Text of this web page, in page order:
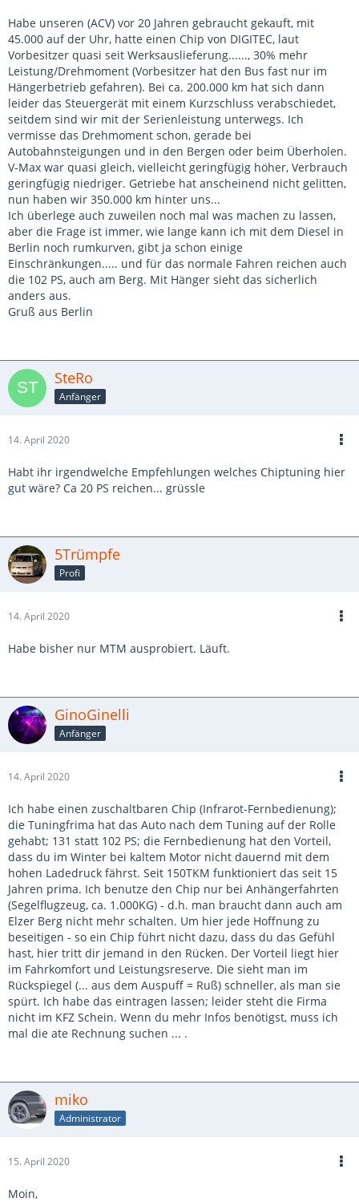
Habe unseren (ACV) vor 20 Jahren gebraucht gekauft, mit
45.000 auf der Uhr, hatte einen Chip von DIGITEC, laut
Vorbesitzer quasi seit Werksauslieferung......, 30% mehr
Leistung/Drehmoment (Vorbesitzer hat den Bus fast nur im
Hängerbetrieb gefahren). Bei ca. 200.000 km hat sich dann
leider das Steuergerät mit einem Kurzschluss verabschiedet,
seitdem sind wir mit der Serienleistung unterwegs. Ich
vermisse das Drehmoment schon, gerade bei
Autobahnsteigungen und in den Bergen oder beim Überholen.
V-Max war quasi gleich, vielleicht geringfügig höher, Verbrauch
geringfügig niedriger. Getriebe hat anscheinend nicht gelitten,
nun haben wir 350.000 km hinter uns...
Ich überlege auch zuweilen noch mal was machen zu lassen,
aber die Frage ist immer, wie lange kann ich mit dem Diesel in
Berlin noch rumkurven, gibt ja schon einige
Einschränkungen..... und für das normale Fahren reichen auch
die 102 PS, auch am Berg. Mit Hänger sieht das sicherlich
anders aus.
Gruß aus Berlin
SteRo
Anfänger
14. April 2020
Habt ihr irgendwelche Empfehlungen welches Chiptuning hier
gut wäre? Ca 20 PS reichen... grüssle
5Trümpfe
Profi
14. April 2020
Habe bisher nur MTM ausprobiert. Läuft.
GinoGinelli
Anfänger
14. April 2020
Ich habe einen zuschaltbaren Chip (Infrarot-Fernbedienung);
die Tuningfrima hat das Auto nach dem Tuning auf der Rolle
gehabt; 131 statt 102 PS; die Fernbedienung hat den Vorteil,
dass du im Winter bei kaltem Motor nicht dauernd mit dem
hohen Ladedruck fährst. Seit 150TKM funktioniert das seit 15
Jahren prima. Ich benutze den Chip nur bei Anhängerfahrten
(Segelflugzeug, ca. 1.000KG) - d.h. man braucht dann auch am
Elzer Berg nicht mehr schalten. Um hier jede Hoffnung zu
beseitigen - so ein Chip führt nicht dazu, dass du das Gefühl
hast, hier tritt dir jemand in den Rücken. Der Vorteil liegt hier
im Fahrkomfort und Leistungsreserve. Die sieht man im
Rückspiegel (... aus dem Auspuff = Ruß) schneller, als man sie
spürt. Ich habe das eintragen lassen; leider steht die Firma
nicht im KFZ Schein. Wenn du mehr Infos benötigst, muss ich
mal die ate Rechnung suchen ... .
miko
Administrator
15. April 2020
Moin,